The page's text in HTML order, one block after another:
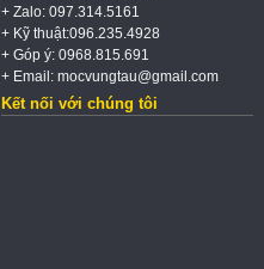
+ Zalo: 097.314.5161
+ Kỹ thuật:096.235.4928
+ Góp ý: 0968.815.691
+ Email: mocvungtau@gmail.com
Kết nối với chúng tôi